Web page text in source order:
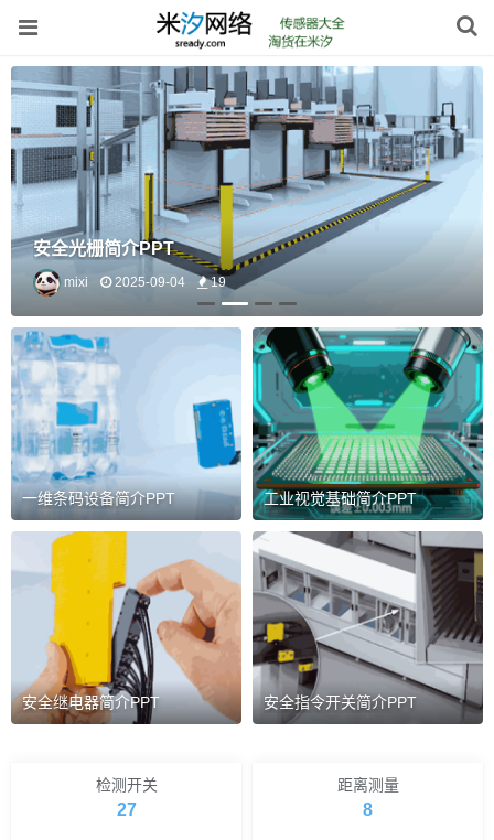
安全激光雷达简介PPT
mixi 2025-09-04
一维条码设备简介PPT 工业视觉基础简介PPT
安全继电器简介PPT 安全指令开关简介PPT
检测开关
27
距离测量
8